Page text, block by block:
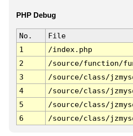
PHP Debug
No. File
1
/index.php
2
/source/function/
3
/source/class/
4
/source/class/
5
/source/class/
6
/source/class/